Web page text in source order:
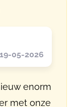
05-2026
enorm
met onze